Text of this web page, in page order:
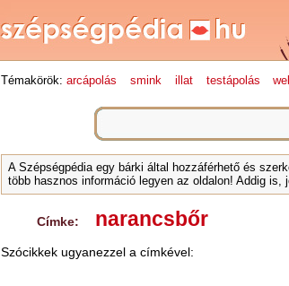
Témakörök: arcápolás smink illat testápolás
A Szépségpédia egy bárki által hozzáférhető és
több hasznos információ legyen az oldalon! Addig is,
Címke: narancsbőr
Szócikkek ugyanezzel a címkével: